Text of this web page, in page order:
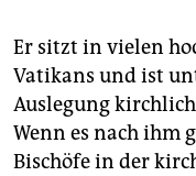
Er sitzt in vielen
Vatikans und ist
Auslegung
Wenn es nach ihm
Bischöfe in der